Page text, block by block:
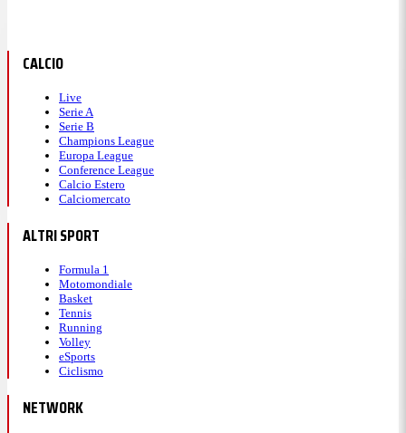
CALCIO
Live
Serie A
Serie B
Champions League
Europa League
Conference League
Calcio Estero
Calciomercato
ALTRI SPORT
Formula 1
Motomondiale
Basket
Tennis
Running
Volley
eSports
Ciclismo
NETWORK